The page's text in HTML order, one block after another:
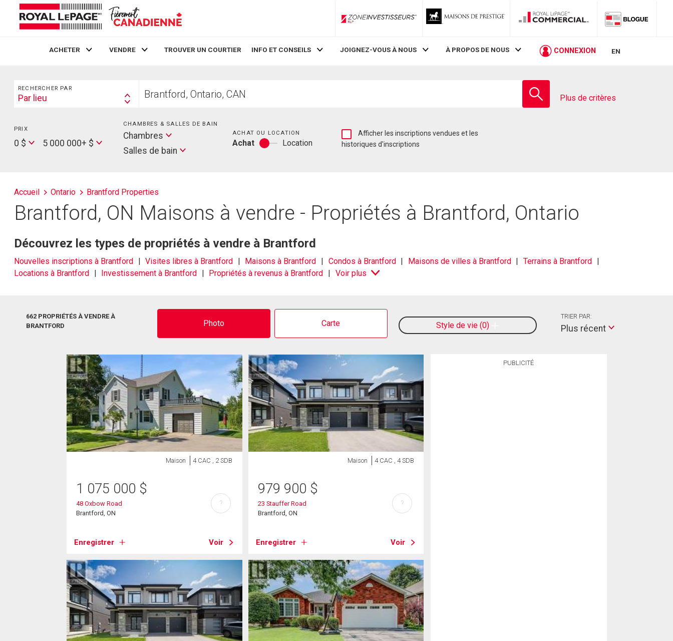
ZoneInvestisseurs RLP
ACHETER VENDRE TROUVER UN COURTIER INFO ET CONSEILS JOIGNEZ-VOUS À NOUS À PROPOS DE NOUS CONNEXION EN
Rechercher
RECHERCHER PAR
Search
Par lieu
votre
Plus de critères
PRIX
Price
0 $
Max
5 000 000+ $
CHAMBRES & SALLES DE BAIN
Chambres
bain
Salles de bain
ACHAT OU LOCATION
Achat
Achat
Location
Afficher
les
historiques d'inscriptions
Accueil Ontario Brantford Properties
Brantford, ON Maisons à vendre - Propriétés à Brantford, Ontario
Découvrez les types de propriétés à vendre à Brantford
Nouvelles inscriptions à Brantford Visites libres à Brantford Maisons à Brantford Condos à Brantford Maisons de villes à Brantford
Terrains à Brantford
Locations à Brantford
Investissement à Brantford Propriétés à revenus à Brantford Voir plus
662 PROPRIÉTÉS À VENDRE À
BRANTFORD
Photo Carte Style de vie 0
TRIER PAR:
Plus récent
PUBLICITÉ
Maison 4 CAC , 2 SDB
1 075 000 $
48 Oxbow Road
Brantford, ON
Enregistrer Voir
?
Maison 4 CAC , 4 SDB
979 900 $
23 Stauffer Road
Brantford, ON
Enregistrer Voir
?